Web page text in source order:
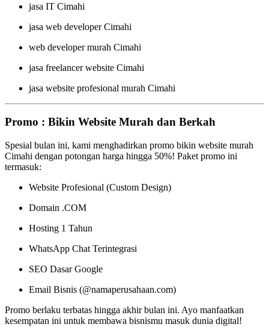
jasa IT Cimahi
jasa web developer Cimahi
web developer murah Cimahi
jasa freelancer website Cimahi
jasa website profesional murah Cimahi
Promo : Bikin Website Murah dan Berkah
Spesial bulan ini, kami menghadirkan promo bikin website murah
Cimahi dengan potongan harga hingga 50%! Paket promo ini
termasuk:
Website Profesional (Custom Design)
Domain .COM
Hosting 1 Tahun
WhatsApp Chat Terintegrasi
SEO Dasar Google
Email Bisnis (@namaperusahaan.com)
Promo berlaku terbatas hingga akhir bulan ini. Ayo manfaatkan
kesempatan ini untuk membawa bisnismu masuk dunia digital!